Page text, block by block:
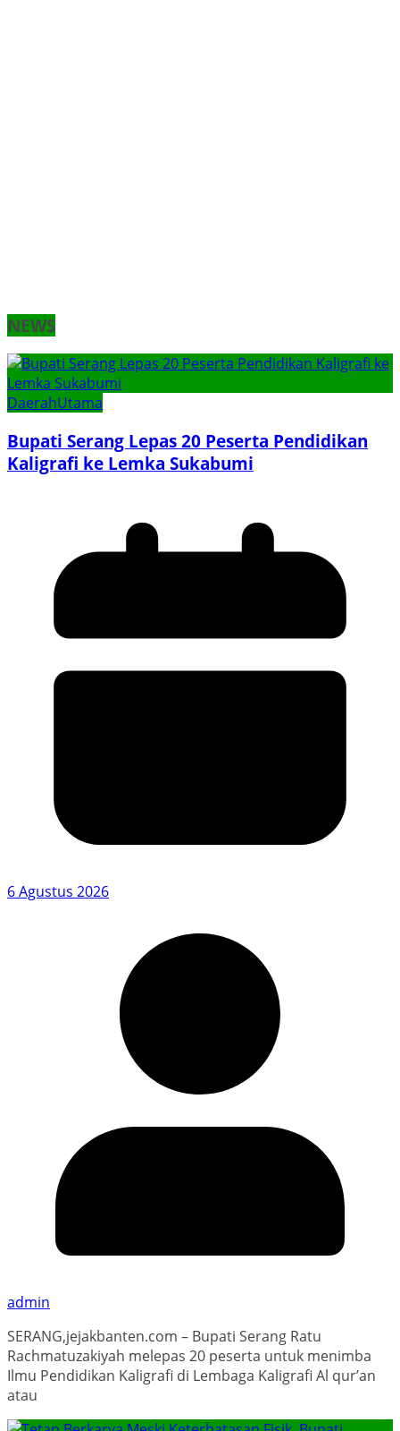
NEWS
DaerahUtama
Bupati Serang Lepas 20 Peserta Pendidikan
Kaligrafi ke Lemka Sukabumi
6 Agustus 2026
admin
SERANG,jejakbanten.com – Bupati Serang Ratu
Rachmatuzakiyah melepas 20 peserta untuk menimba
Ilmu Pendidikan Kaligrafi di Lembaga Kaligrafi Al qur’an
atau